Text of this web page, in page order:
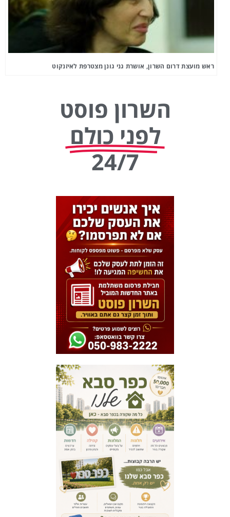
ראש מועצת דרום השרון, אושרת גני גונן מצטרפת לאיזנקוט
השרון פוסט
לפני כולם
24/7